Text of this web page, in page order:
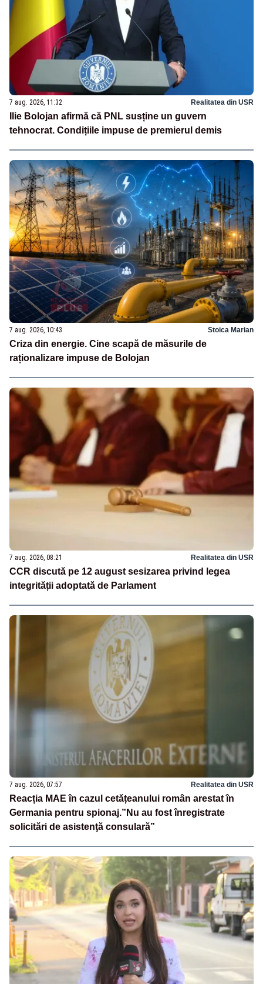
7 aug. 2026, 11:32 Realitatea din USR
Ilie Bolojan afirmă că PNL susține un guvern
tehnocrat. Condițiile impuse de premierul demis
7 aug. 2026, 10:43 Stoica Marian
Criza din energie. Cine scapă de măsurile de
raționalizare impuse de Bolojan
7 aug. 2026, 08:21 Realitatea din USR
CCR discută pe 12 august sesizarea privind legea
integrității adoptată de Parlament
7 aug. 2026, 07:57 Realitatea din USR
Reacția MAE în cazul cetățeanului român arestat în
Germania pentru spionaj.”Nu au fost înregistrate
solicitări de asistenţă consulară”